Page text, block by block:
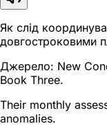
Як слід
довгостроковими
Джерело: New
Book Three.
Their monthly
anomalies.